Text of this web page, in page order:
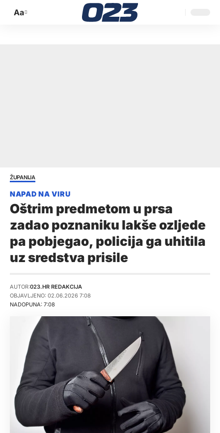
Promijeni
Aa
ŽUPANIJA
Oštrim predmetom u prsa
zadao poznaniku lakše ozljede
pa pobjegao, policija ga uhitila
uz sredstva prisile
NADOPUNA: 7:08
AUTOR:023.HR REDAKCIJA
OBJAVLJENO: 02.06.2026 7:08